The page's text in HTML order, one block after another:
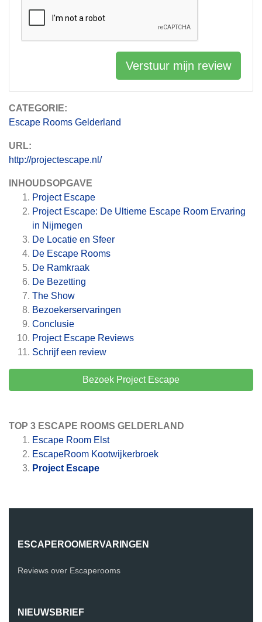
CATEGORIE:
Escape Rooms Gelderland
URL:
http://projectescape.nl/
INHOUDSOPGAVE
Project Escape
Project Escape: De Ultieme Escape Room Ervaring
in Nijmegen
De Locatie en Sfeer
De Escape Rooms
De Ramkraak
De Bezetting
The Show
Bezoekerservaringen
Conclusie
Project Escape Reviews
Schrijf een review
Bezoek Project Escape
TOP 3 ESCAPE ROOMS GELDERLAND
Escape Room Elst
EscapeRoom Kootwijkerbroek
Project Escape
Verstuur mijn review
ESCAPEROOMERVARINGEN
Reviews over Escaperooms
NIEUWSBRIEF